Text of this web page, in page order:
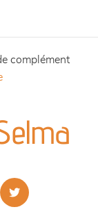
complément